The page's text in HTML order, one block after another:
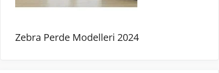
Zebra Perde Modelleri 2024